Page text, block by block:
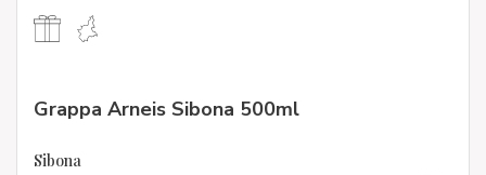
Grappa Arneis Sibona 500ml
Sibona